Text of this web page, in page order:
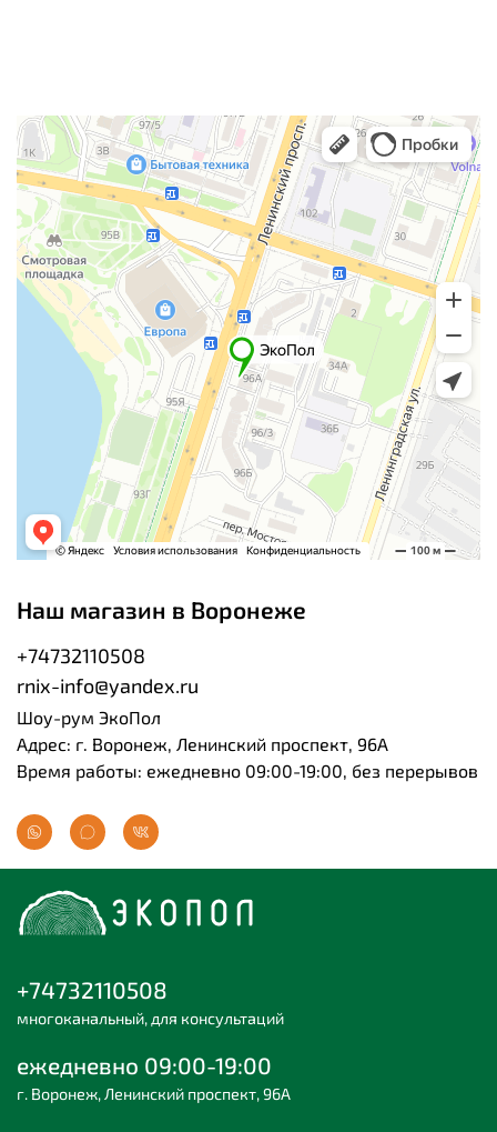
Наш магазин в Воронеже
+74732110508
rnix-info@yandex.ru
Шоу-рум ЭкоПол
Адрес: г. Воронеж, Ленинский проспект, 96А
Время работы: ежедневно 09:00-19:00, без перерывов
+74732110508
многоканальный, для консультаций
ежедневно 09:00-19:00
г. Воронеж, Ленинский проспект, 96А